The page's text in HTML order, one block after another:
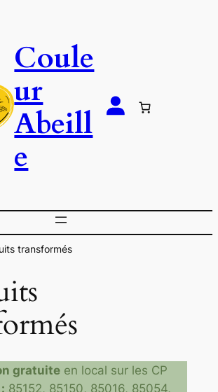
Coule
ur
Abeill
e
transformés
gratuiteen local sur les CP
: 85152, 85150, 85016, 85054,